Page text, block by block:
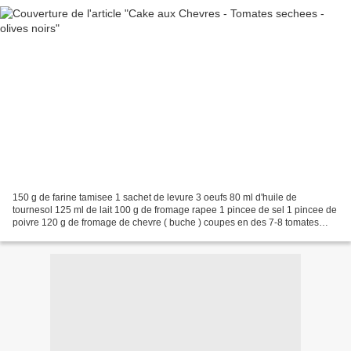
150 g de farine tamisee 1 sachet de levure 3 oeufs 80 ml d'huile de
tournesol 125 ml de lait 100 g de fromage rapee 1 pincee de sel 1 pincee de
poivre 120 g de fromage de chevre ( buche ) coupes en des 7-8 tomates